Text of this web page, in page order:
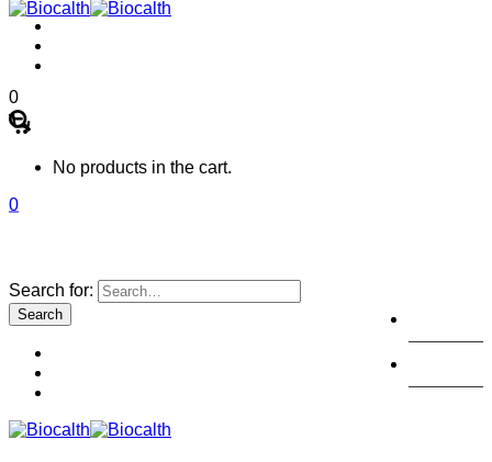
0
No products in the cart.
0
Search for: